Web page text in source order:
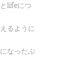
lifeにつ
るように
なったぷ